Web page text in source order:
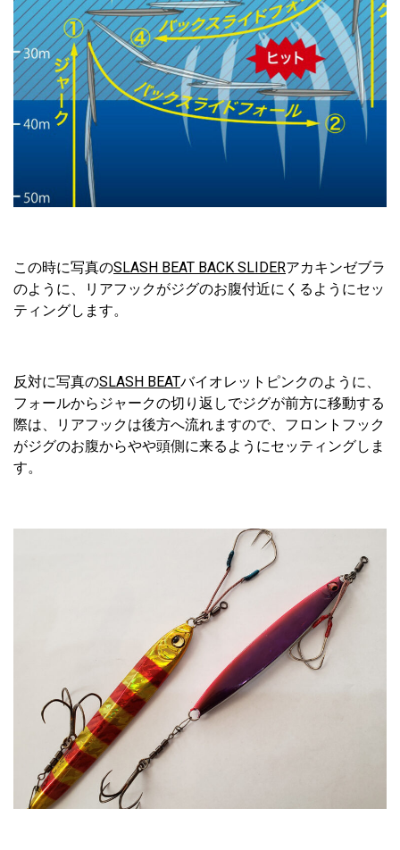
この時に写真のSLASH BEAT BACK SLIDERアカキンゼブラ
のように、リアフックがジグのお腹付近にくるようにセッ
ティングします。
反対に写真のSLASH BEATバイオレットピンクのように、
フォールからジャークの切り返しでジグが前方に移動する
際は、リアフックは後方へ流れますので、フロントフック
がジグのお腹からやや頭側に来るようにセッティングしま
す。